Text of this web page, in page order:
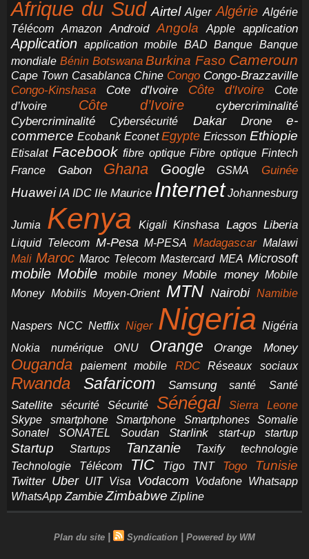
Afrique du Sud Airtel Alger Algérie Algérie
Télécom
Amazon Android Angola Apple application
Application application mobile BAD Banque Banque
mondiale Bénin Botswana Burkina Faso Cameroun
Cape Town Casablanca Chine Congo Congo-Brazzaville
Congo-Kinshasa Cote d'Ivoire Côte d'Ivoire
Cote
d’Ivoire
Côte d’Ivoire
cybercriminalité
Cybercriminalité
Cybersécurité Dakar Drone
e-
commerce Ecobank Econet Egypte Ericsson Ethiopie
Etisalat Facebook fibre optique Fibre optique Fintech
France
Gabon Ghana Google GSMA Guinée
Huawei IA IDC Ile Maurice Internet Johannesburg
Jumia Kenya Kigali Kinshasa Lagos Liberia
Liquid Telecom M-Pesa M-PESA Madagascar Malawi
Mali Maroc Maroc Telecom Mastercard MEA Microsoft
mobile Mobile mobile money Mobile money Mobile
Money Mobilis Moyen-Orient MTN Nairobi Namibie
Naspers NCC Netflix Niger Nigeria Nigéria
Nokia
numérique ONU Orange Orange Money
Ouganda paiement mobile RDC Réseaux sociaux
Rwanda Safaricom Samsung santé Santé
Satellite sécurité Sécurité Sénégal
Sierra Leone
Skype
smartphone Smartphone Smartphones
Somalie
Sonatel
SONATEL Soudan Starlink start-up startup
Startup Startups Tanzanie Taxify
technologie
Technologie
Télécom TIC Tigo TNT Togo Tunisie
Twitter Uber UIT Visa Vodacom Vodafone Whatsapp
WhatsApp Zambie Zimbabwe Zipline
Plan du site | Syndication | Powered by WM